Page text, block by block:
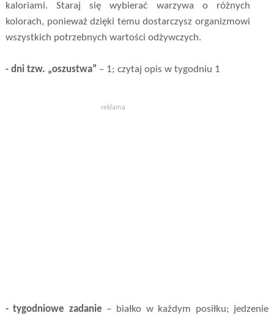
kaloriami. Staraj się wybierać warzywa o różnych
kolorach, ponieważ dzięki temu dostarczysz organizmowi
wszystkich potrzebnych wartości odżywczych.
- dni tzw. „oszustwa” – 1; czytaj opis w tygodniu 1
reklama
- tygodniowe zadanie – białko w każdym posiłku; jedzenie